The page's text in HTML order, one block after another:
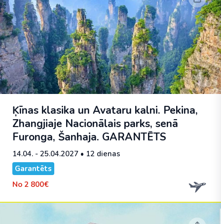
Ķīnas klasika un Avataru kalni. Pekina,
Zhangjiaje Nacionālais parks, senā
Furonga, Šanhaja. GARANTĒTS
14.04. - 25.04.2027 • 12 dienas
Garantēts
No 2 800€